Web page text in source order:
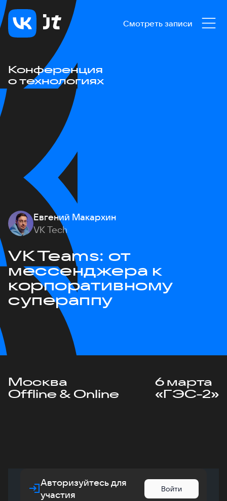
Смотреть записи
Конференция
о технологиях
Евгений Макархин
VK Tech
VK Teams: от
мессенджера к
корпоративному
супераппу
Москва
Offline & Online
6 марта
«ГЭС-2»
Авторизуйтесь для
участия
Войти